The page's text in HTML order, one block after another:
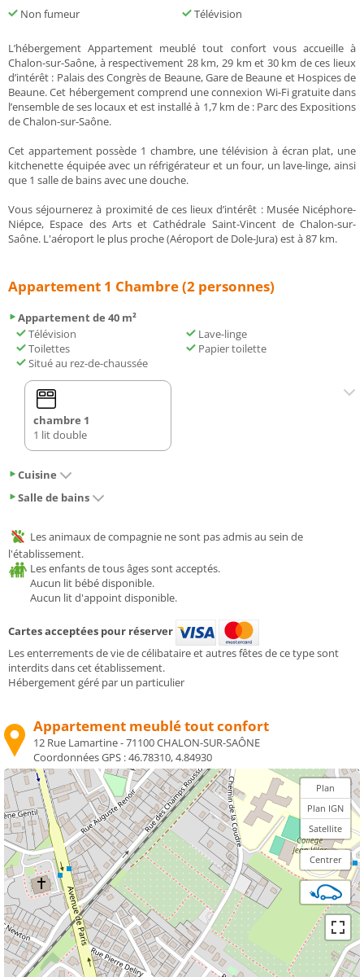
Non fumeur
Télévision
L’hébergement Appartement meublé tout confort vous accueille à
Chalon-sur-Saône, à respectivement 28 km, 29 km et 30 km de ces lieux
d’intérêt : Palais des Congrès de Beaune, Gare de Beaune et Hospices de
Beaune. Cet hébergement comprend une connexion Wi-Fi gratuite dans
l’ensemble de ses locaux et est installé à 1,7 km de : Parc des Expositions
de Chalon-sur-Saône.
Cet appartement possède 1 chambre, une télévision à écran plat, une
kitchenette équipée avec un réfrigérateur et un four, un lave-linge, ainsi
que 1 salle de bains avec une douche.
Vous séjournerez à proximité de ces lieux d’intérêt : Musée Nicéphore-
Niépce, Espace des Arts et Cathédrale Saint-Vincent de Chalon-sur-
Saône. L'aéroport le plus proche (Aéroport de Dole-Jura) est à 87 km.
Appartement 1 Chambre (2 personnes)
Appartement de 40 m²
Télévision
Lave-linge
Toilettes
Papier toilette
Situé au rez-de-chaussée
chambre 1
1 lit double
Cuisine
Salle de bains
Les animaux de compagnie ne sont pas admis au sein de
l'établissement.
Les enfants de tous âges sont acceptés.
Aucun lit bébé disponible.
Aucun lit d'appoint disponible.
Cartes acceptées pour réserver
Les enterrements de vie de célibataire et autres fêtes de ce type sont
interdits dans cet établissement.
Hébergement géré par un particulier
Appartement meublé tout confort
12 Rue Lamartine - 71100 CHALON-SUR-SAÔNE
Coordonnées GPS :46.78310, 4.84930
Plan
Plan IGN
Satellite
Centrer